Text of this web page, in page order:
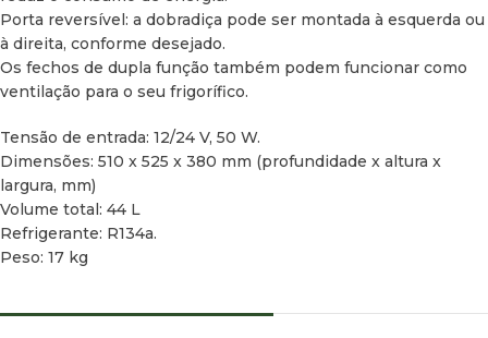
Porta reversível: a dobradiça pode ser montada à esquerda ou
à direita, conforme desejado.
Os fechos de dupla função também podem funcionar como
ventilação para o seu frigorífico.
Tensão de entrada: 12/24 V, 50 W.
Dimensões: 510 x 525 x 380 mm (profundidade x altura x
largura, mm)
Volume total: 44 L
Refrigerante: R134a.
Peso: 17 kg